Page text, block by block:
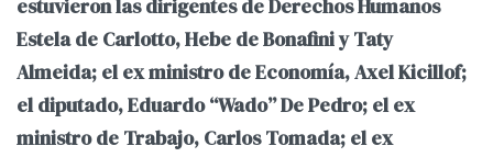
estuvieron las dirigentes de Derechos Humanos
Estela de Carlotto, Hebe de Bonafini y Taty
Almeida; el ex ministro de Economía, Axel Kicillof;
el diputado, Eduardo “Wado” De Pedro; el ex
ministro de Trabajo, Carlos Tomada; el ex